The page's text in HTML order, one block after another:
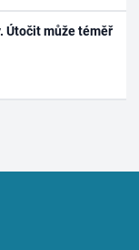
Útočit může téměř